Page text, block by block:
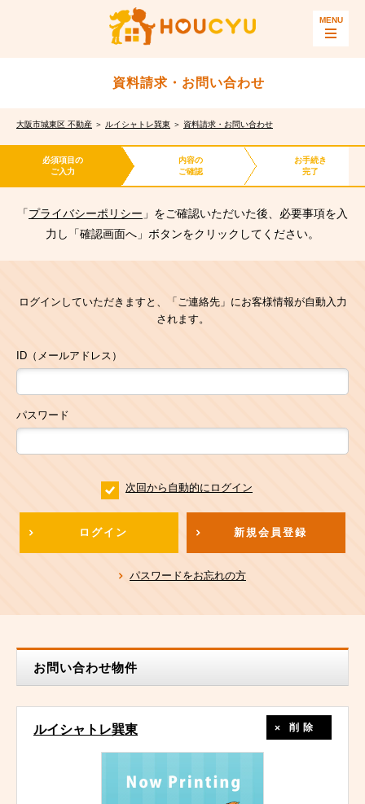
資料請求・お問い合わせ
大阪市城東区 不動産 ＞ ルイシャトレ巽東 ＞ 資料請求・お問い合わせ
必須項目の
ご入力
内容の
ご確認
お手続き
完了
「プライバシーポリシー 」をご確認いただいた後、必要事項を入
力し「確認画面へ」ボタンをクリックしてください。
ログインしていただきますと、「ご連絡先」にお客様情報が自動入力
されます。
ID（メールアドレス）
パスワード
次回から自動的にログイン
ログイン 新規会員登録
パスワードをお忘れの方
お問い合わせ物件
ルイシャトレ巽東 削除